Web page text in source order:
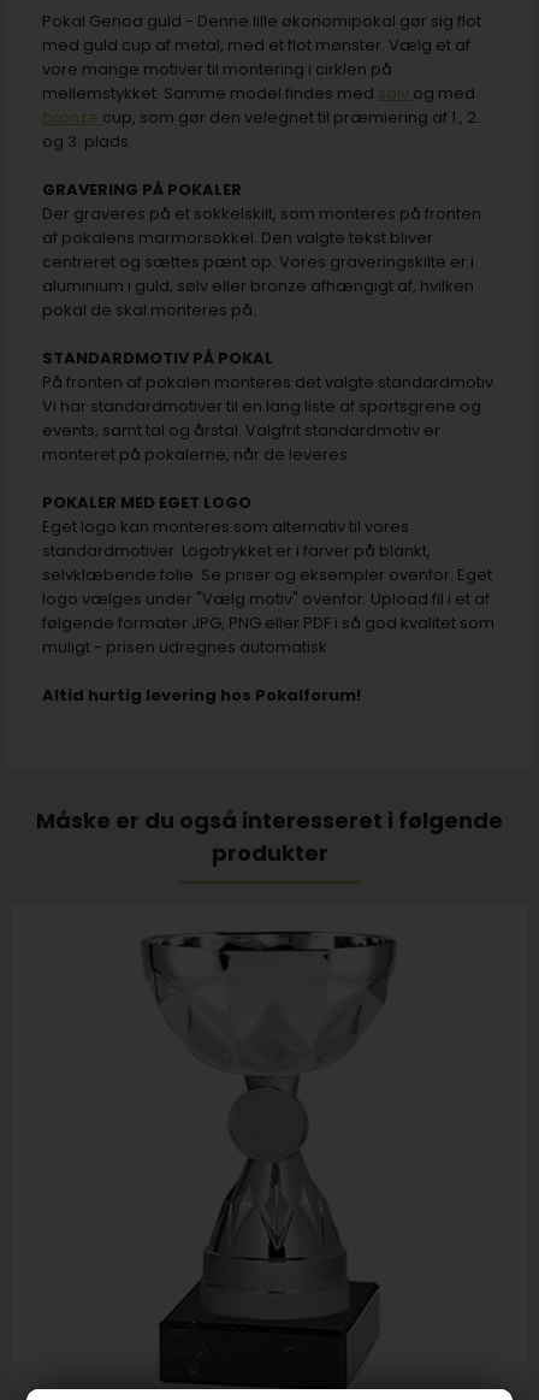
Pokal Genoa guld - Denne lille økonomipokal gør sig flot
med guld cup af metal, med et flot mønster. Vælg et af
vore mange motiver til montering i cirklen på
mellemstykket. Samme model findes med sølv og med
bronze cup, som gør den velegnet til præmiering af 1., 2.
og 3. plads.
GRAVERING PÅ POKALER
Der graveres på et sokkelskilt, som monteres på fronten
af pokalens marmorsokkel. Den valgte tekst bliver
centreret og sættes pænt op. Vores graveringskilte er i
aluminium i guld, sølv eller bronze afhængigt af, hvilken
pokal de skal monteres på.
STANDARDMOTIV PÅ POKAL
På fronten af pokalen monteres det valgte standardmotiv.
Vi har standardmotiver til en lang liste af sportsgrene og
events, samt tal og årstal. Valgfrit standardmotiv er
monteret på pokalerne, når de leveres.
POKALER MED EGET LOGO
Eget logo kan monteres som alternativ til vores
standardmotiver. Logotrykket er i farver på blankt,
selvklæbende folie. Se priser og eksempler ovenfor. Eget
logo vælges under "Vælg motiv" ovenfor. Upload fil i et af
følgende formater JPG, PNG eller PDF i så god kvalitet som
muligt - prisen udregnes automatisk.
Altid hurtig levering hos Pokalforum!
Måske er du også interesseret i følgende
produkter